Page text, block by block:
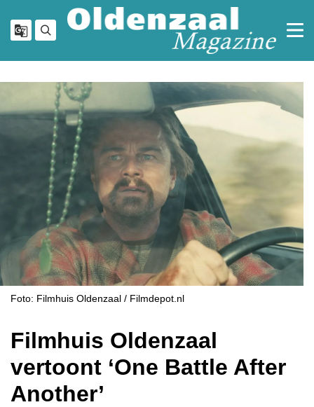
Foto: Filmhuis Oldenzaal / Filmdepot.nl
Filmhuis Oldenzaal
vertoont ‘One Battle After
Another’